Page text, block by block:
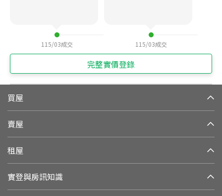
115/03成交 115/03成交
完整實價登錄
買屋
賣屋
租屋
實登與房訊知識